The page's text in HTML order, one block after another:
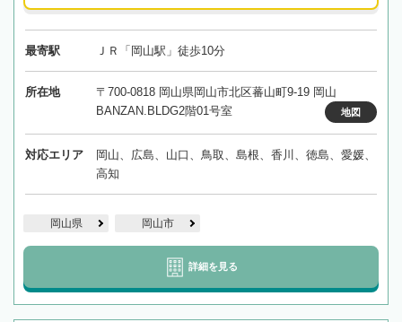
最寄駅 ＪＲ「岡山駅」徒歩10分
所在地
〒700-0818 岡山県岡山市北区蕃山町9-19 岡山
BANZAN.BLDG2階01号室
地図
対応エリア
岡山、広島、山口、鳥取、島根、香川、徳島、愛媛、
高知
岡山県 岡山市
詳細を見る